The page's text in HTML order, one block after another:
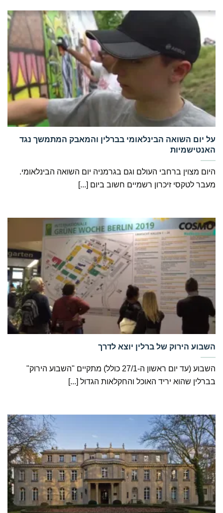
‏על יום השואה הבינלאומי בברלין והמאבק המתמשך נגד
האנטישמיות
היום מצוין ברחבי העולם וגם בגרמניה יום השואה הבינלאומי.
מעבר לטקסי זיכרון רשמיים חשוב ביום [...]
‏השבוע הירוק של ברלין יוצא לדרך
השבוע (עד יום ראשון ה-27/1 כולל) מתקיים "השבוע הירוק"
בברלין שהוא יריד האוכל והחקלאות הגדול [...]